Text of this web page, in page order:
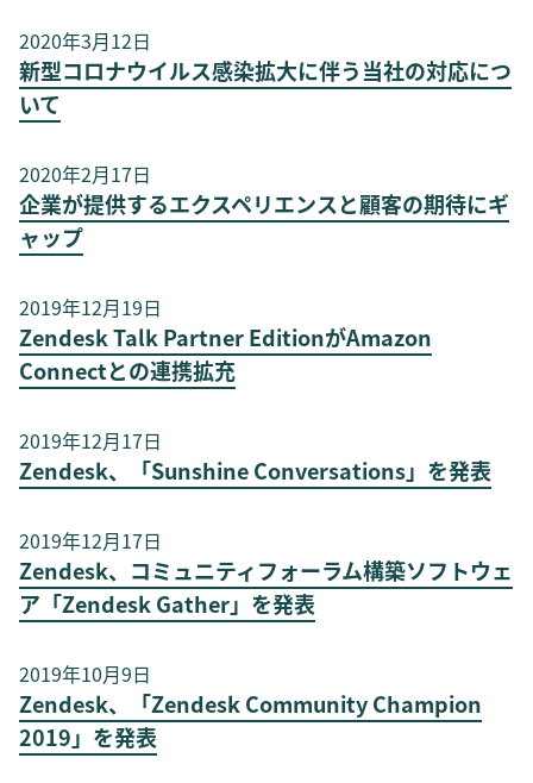
2020年3月12日
新型コロナウイルス感染拡大に伴う当社の対応につ
いて
2020年2月17日
企業が提供するエクスペリエンスと顧客の期待にギ
ャップ
2019年12月19日
Zendesk Talk Partner EditionがAmazon
Connectとの連携拡充
2019年12月17日
Zendesk、「Sunshine Conversations」を発表
2019年12月17日
Zendesk、コミュニティフォーラム構築ソフトウェ
ア「Zendesk Gather」を発表
2019年10月9日
Zendesk、「Zendesk Community Champion
2019」を発表